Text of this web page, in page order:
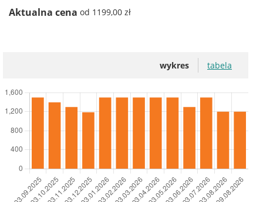
Aktualna cena od 1199,00 zł
wykres tabela